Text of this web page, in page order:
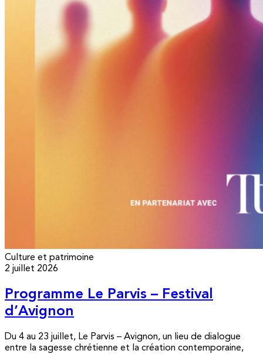
Culture et patrimoine
2 juillet 2026
Programme Le Parvis – Festival
d’Avignon
Du 4 au 23 juillet, Le Parvis – Avignon, un lieu de dialogue
entre la sagesse chrétienne et la création contemporaine,